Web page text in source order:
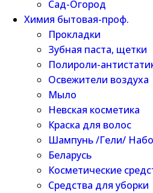
Сад-Огород
Химия бытовая-проф.
Прокладки
Зубная паста, щетки
Полироли-
Освежители воздуха
Мыло
Невская косметика
Краска для волос
Шампунь /Гели/
Беларусь
Косметические
Средства для уборки